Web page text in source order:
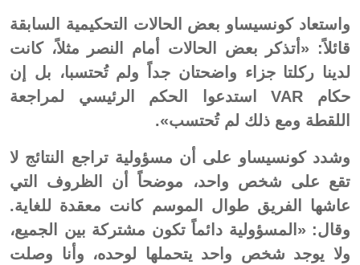
واستعاد كونسيساو بعض الحالات التحكيمية السابقة
قائلاً: «أتذكر بعض الحالات أمام النصر مثلاً، كانت
لدينا ركلتا جزاء واضحتان جداً ولم تُحتسبا، بل إن
حكام VAR استدعوا الحكم الرئيسي لمراجعة
اللقطة ومع ذلك لم تُحتسب».
وشدد كونسيساو على أن مسؤولية تراجع النتائج لا
تقع على شخص واحد، موضحاً أن الظروف التي
عاشها الفريق طوال الموسم كانت معقدة للغاية.
وقال: «المسؤولية دائماً تكون مشتركة بين الجميع،
ولا يوجد شخص واحد يتحملها لوحده، وأنا وصلت